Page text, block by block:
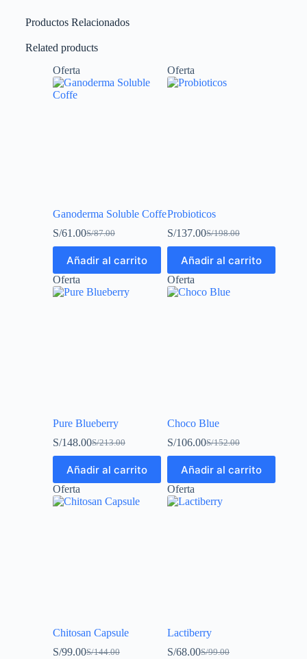
Productos Relacionados
Related products
Oferta
Ganoderma Soluble Coffe
S/87.00
S/61.00
Añadir al carrito
Oferta
Probioticos
S/198.00
S/137.00
Añadir al carrito
Oferta
Pure Blueberry
S/213.00
S/148.00
Añadir al carrito
Oferta
Choco Blue
S/152.00
S/106.00
Añadir al carrito
Oferta
Chitosan Capsule
S/144.00
S/99.00
Oferta
Lactiberry
S/99.00
S/68.00